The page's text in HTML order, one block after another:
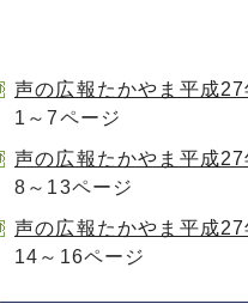
声の広報たかやま平成
1～7ページ
声の広報たかやま平成
8～13ページ
声の広報たかやま平成
14～16ページ